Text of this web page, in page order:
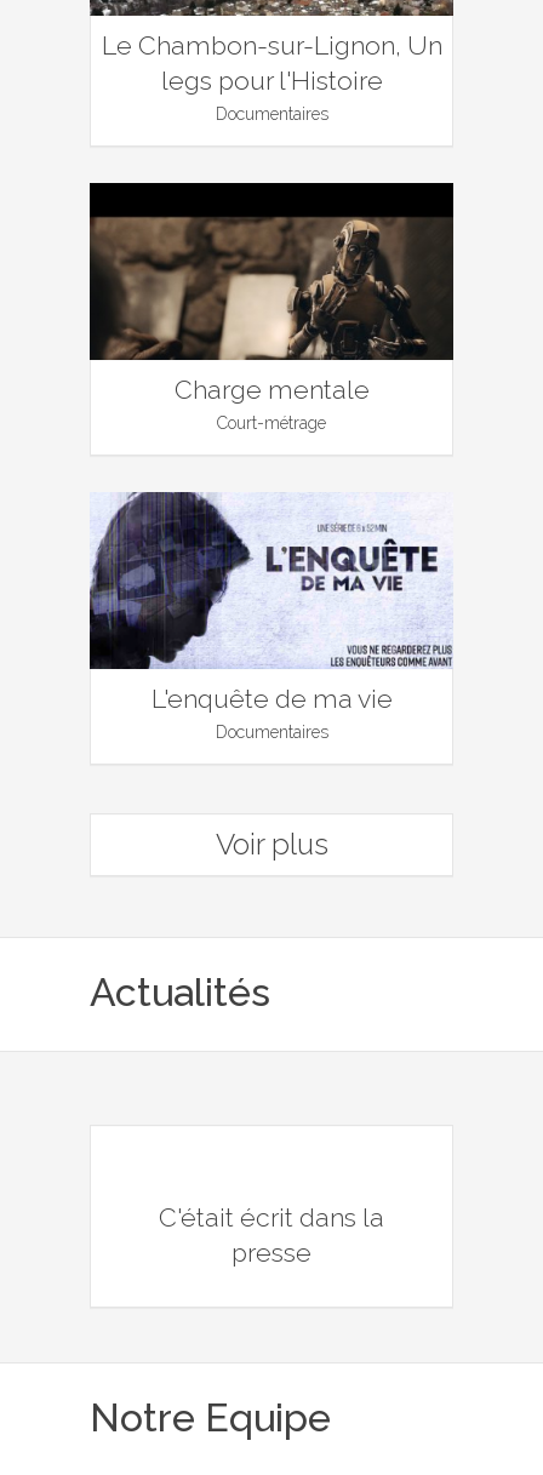
Le Chambon-sur-Lignon, Un
legs pour l'Histoire
Documentaires
Charge mentale
Court-métrage
L'enquête de ma vie
Documentaires
Voir plus
Actualités
C'était écrit dans la
presse
Notre Equipe